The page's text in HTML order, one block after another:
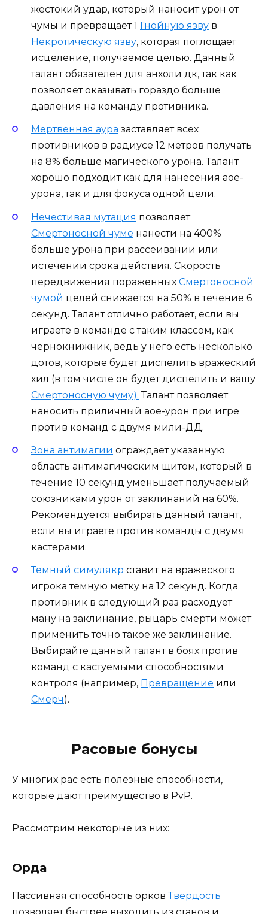
жестокий удар, который наносит урон от
чумы и превращает 1 Гнойную язву в
Некротическую язву, которая поглощает
исцеление, получаемое целью. Данный
талант обязателен для анхоли дк, так как
позволяет оказывать гораздо больше
давления на команду противника.
Мертвенная аура заставляет всех
противников в радиусе 12 метров получать
на 8% больше магического урона. Талант
хорошо подходит как для нанесения аое-
урона, так и для фокуса одной цели.
Нечестивая мутация позволяет
Смертоносной чуме нанести на 400%
больше урона при рассеивании или
истечении срока действия. Скорость
передвижения пораженных Смертоносной
чумой целей снижается на 50% в течение 6
секунд. Талант отлично работает, если вы
играете в команде с таким классом, как
чернокнижник, ведь у него есть несколько
дотов, которые будет диспелить вражеский
хил (в том числе он будет диспелить и вашу
Смертоносную чуму). Талант позволяет
наносить приличный аое-урон при игре
против команд с двумя мили-ДД.
Зона антимагии ограждает указанную
область антимагическим щитом, который в
течение 10 секунд уменьшает получаемый
союзниками урон от заклинаний на 60%.
Рекомендуется выбирать данный талант,
если вы играете против команды с двумя
кастерами.
Темный симулякр ставит на вражеского
игрока темную метку на 12 секунд. Когда
противник в следующий раз расходует
ману на заклинание, рыцарь смерти может
применить точно такое же заклинание.
Выбирайте данный талант в боях против
команд с кастуемыми способностями
контроля (например, Превращение или
Смерч).
Расовые бонусы
У многих рас есть полезные способности,
которые дают преимущество в PvP.
Рассмотрим некоторые из них:
Орда
Пассивная способность орковТвердость